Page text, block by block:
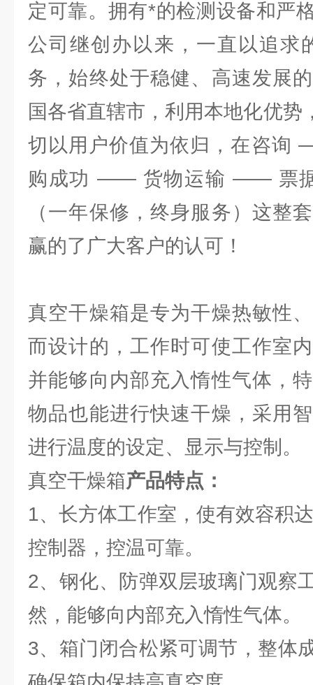
定可靠。拥有*的检测设备和严
公司继创办以来，一直以追求
务，始终处于稳健、高速发展
国各省直辖市，利用本地化优势
切以用户价值为依归，在咨
购成功 —— 货物运输 —— 票
（一年保修，终身服务）这整
赢的了广大客户的认可！
真空干燥箱是专为干燥热敏性
而设计的，工作时可使工作室
并能够向内部充入惰性气体，
物品也能进行快速干燥，采用
进行温度的设定、显示与控制。
真空干燥箱产品特点：
1、长方体工作室，使有效容积
控制器，控温可靠。
2、钢化、防弹双层玻璃门观察
然，能够向内部充入惰性气体。
3、箱门闭合松紧可调节，整体